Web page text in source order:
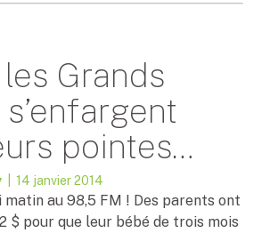
Grands
pointes…
| 14 janvier 2014
matin au 98,5 FM ! Des parents ont
$ pour que leur bébé de trois mois